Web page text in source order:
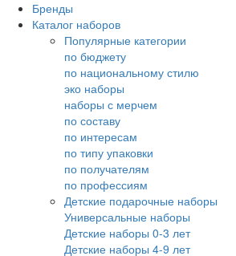
Бренды
Каталог наборов
Популярные категории
по бюджету
по национальному стилю
эко наборы
наборы с мерчем
по составу
по интересам
по типу упаковки
по получателям
по профессиям
Детские подарочные наборы
Универсальные наборы
Детские наборы 0-3 лет
Детские наборы 4-9 лет